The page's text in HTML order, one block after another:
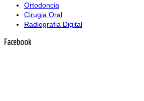
Ortodoncia
Cirugia Oral
Radiografia Digital
Facebook